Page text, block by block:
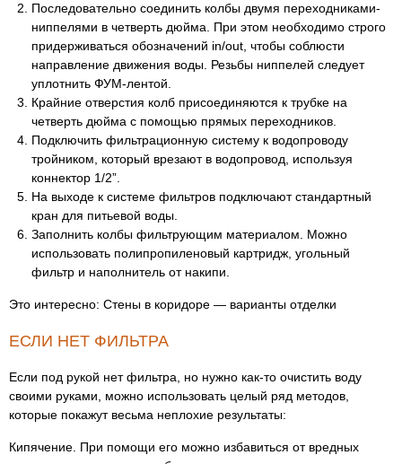
Последовательно соединить колбы двумя переходниками-
ниппелями в четверть дюйма. При этом необходимо строго
придерживаться обозначений in/out, чтобы соблюсти
направление движения воды. Резьбы ниппелей следует
уплотнить ФУМ-лентой.
Крайние отверстия колб присоединяются к трубке на
четверть дюйма с помощью прямых переходников.
Подключить фильтрационную систему к водопроводу
тройником, который врезают в водопровод, используя
коннектор 1/2”.
На выходе к системе фильтров подключают стандартный
кран для питьевой воды.
Заполнить колбы фильтрующим материалом. Можно
использовать полипропиленовый картридж, угольный
фильтр и наполнитель от накипи.
Это интересно: Стены в коридоре — варианты отделки
ЕСЛИ НЕТ ФИЛЬТРА
Если под рукой нет фильтра, но нужно как-то очистить воду
своими руками, можно использовать целый ряд методов,
которые покажут весьма неплохие результаты:
Кипячение. При помощи его можно избавиться от вредных